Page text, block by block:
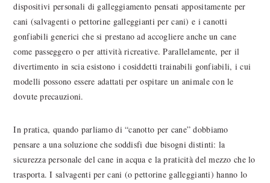
dispositivi personali di galleggiamento pensati appositamente per
cani (salvagenti o pettorine galleggianti per cani) e i canotti
gonfiabili generici che si prestano ad accogliere anche un cane
come passeggero o per attività ricreative. Parallelamente, per il
divertimento in scia esistono i cosiddetti trainabili gonfiabili, i cui
modelli possono essere adattati per ospitare un animale con le
dovute precauzioni.
In pratica, quando parliamo di “canotto per cane” dobbiamo
pensare a una soluzione che soddisfi due bisogni distinti: la
sicurezza personale del cane in acqua e la praticità del mezzo che lo
trasporta. I salvagenti per cani (o pettorine galleggianti) hanno lo